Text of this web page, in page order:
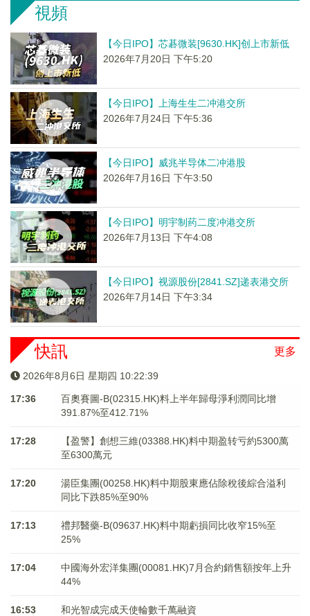
視頻
【今日IPO】芯碁微装[9630.HK]创上市新低
2026年7月20日 下午5:20
【今日IPO】上海生生二冲港交所
2026年7月24日 下午5:36
【今日IPO】威兆半导体二冲港股
2026年7月16日 下午3:50
【今日IPO】明宇制药二度冲港交所
2026年7月13日 下午4:08
【今日IPO】视源股份[2841.SZ]递表港交所
2026年7月14日 下午3:34
更多
快訊
2026年8月6日 星期四 10:22:40
17:36
百奧賽圖-B(02315.HK)料上半年歸母淨利潤同比增
391.87%至412.71%
17:28
【盈警】創想三維(03388.HK)料中期盈转亏約5300萬
至6300萬元
17:20
湯臣集團(00258.HK)料中期股東應佔除稅後綜合溢利
同比下跌85%至90%
17:13
禮邦醫藥-B(09637.HK)料中期虧損同比收窄15%至
25%
17:04
中國海外宏洋集團(00081.HK)7月合約銷售額按年上升
44%
16:53 和光智成完成天使輪數千萬融資